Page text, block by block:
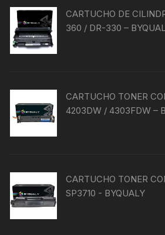
CARTUCHO DE
360 / DR-330 –
CARTUCHO TONER
4203DW / 4303FDW –
CARTUCHO TONER
SP3710 - BYQUALY